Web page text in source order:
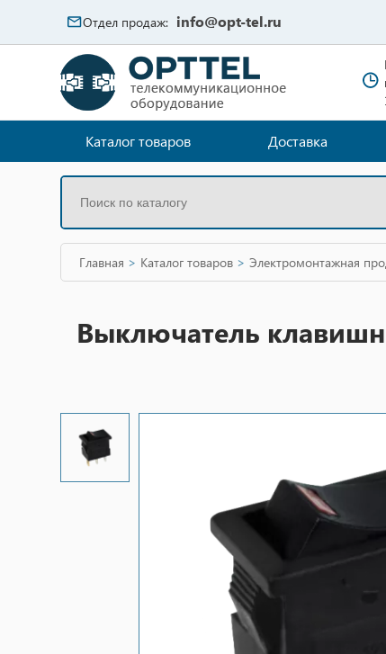
Отдел продаж: info@opt-tel.ru
Каталог товаров Доставка
Главная > Каталог товаров > Электромонтажная
Выключатель